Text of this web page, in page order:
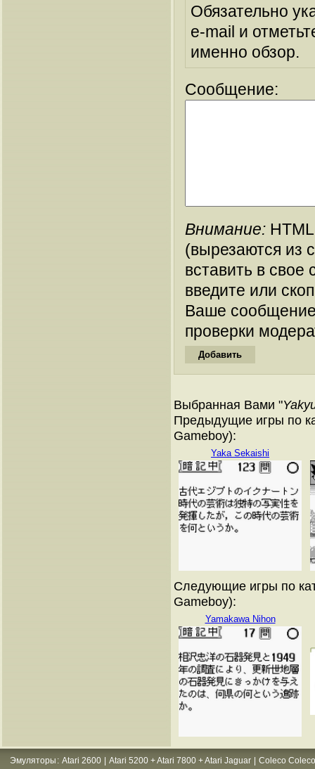
Обязательно
e-mail и
именно обзор.
Сообщение:
Внимание:
(вырезаются из
вставить в
введите или
Ваше
проверки
Выбранная Вами "
Предыдущие игры по
Gameboy):
Yaka Sekaishi
Следующие игры по
Gameboy):
Yamakawa Nihon
Эмуляторы : Atari 2600 Atari 5200 + Atari 7800 + Atari Jaguar
Coleco